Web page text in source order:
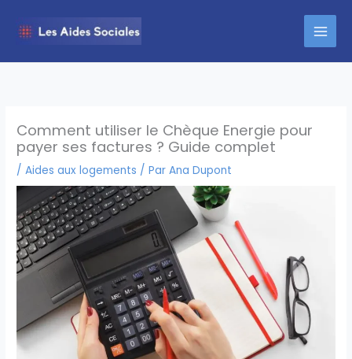
Comment utiliser le Chèque Energie pour
payer ses factures ? Guide complet
/Aides aux logements / ParAna Dupont